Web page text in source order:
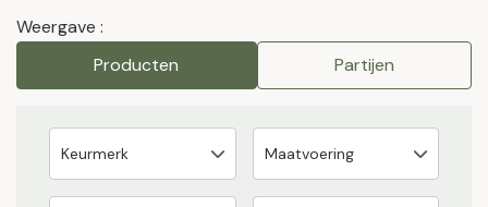
Weergave :
Producten
Partijen